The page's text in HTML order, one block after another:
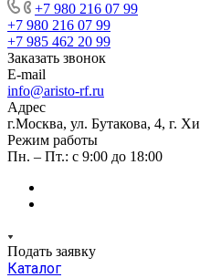
+7 980 216 07 99
+7 980 216 07 99
+7 985 462 20 99
Заказать звонок
E-mail
info@aristo-rf.ru
Адрес
г.Москва, ул. Бутакова, 4, г.
Режим работы
Пн. – Пт.: с 9:00 до 18:00
Подать заявку
Каталог